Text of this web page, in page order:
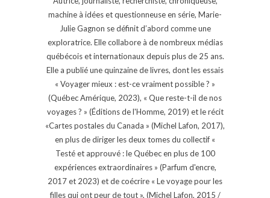
machine à idées et questionneuse en série, Marie-
Julie Gagnon se définit d’abord comme une
exploratrice. Elle collabore à de nombreux médias
québécois et internationaux depuis plus de 25 ans.
Elle a publié une quinzaine de livres, dont les essais
« Voyager mieux : est-ce vraiment possible ? »
(Québec Amérique, 2023), « Que reste-t-il de nos
voyages ? » (Éditions de l'Homme, 2019) et le récit
«Cartes postales du Canada » (Michel Lafon, 2017),
en plus de diriger les deux tomes du collectif «
Testé et approuvé : le Québec en plus de 100
expériences extraordinaires » (Parfum d'encre,
2017 et 2023) et de coécrire « Le voyage pour les
filles qui ont peur de tout », (Michel Lafon, 2015 /